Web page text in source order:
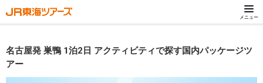
メニュー
名古屋発 巣鴨 1泊2日 アクティビティで探す国内パッケージツ
アー